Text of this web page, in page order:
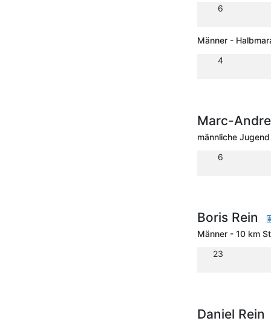
6
Männer -
4
Marc-
männliche
6
Boris Rein
Männer - 10 km
23
Daniel Rein